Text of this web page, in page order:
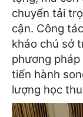
chuyển tải
cận. Công
khảo chú sớ
phương
tiến hành
lượng học